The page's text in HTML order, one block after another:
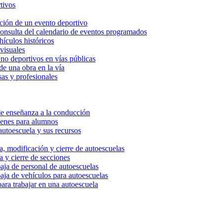
de un evento deportivo
del calendario de eventos programados
históricos
deportivos en vías públicas
una obra en la vía
y profesionales
enseñanza a la conducción
para alumnos
y sus recursos
modificación y cierre de autoescuelas
y cierre de secciones
de personal de autoescuelas
de vehículos para autoescuelas
trabajar en una autoescuela